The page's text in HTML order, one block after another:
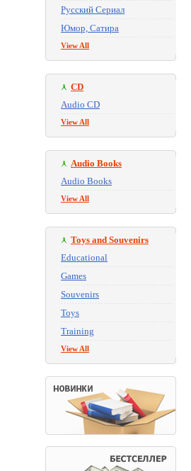
Русский Сериал
Юмор, Сатира
View All
CD
Audio CD
View All
Audio Books
Audio Books
View All
Toys and Souvenirs
Educational
Games
Souvenirs
Toys
Training
View All